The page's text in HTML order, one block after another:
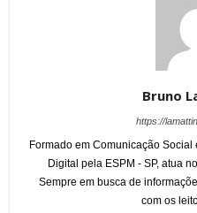
Bruno
https://
Formado em Comunicação
Digital pela ESPM - SP, atua
Sempre em busca de
com os